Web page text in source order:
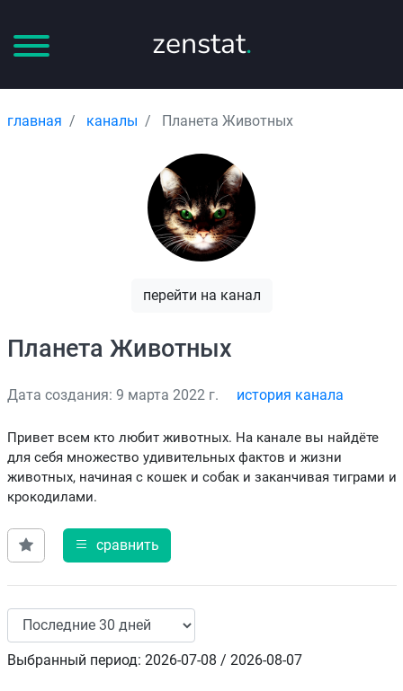
zenstat.
главная каналы Планета Животных
перейти на канал
Планета Животных
Дата создания: 9 марта 2022 г. история канала
Привет всем кто любит животных. На канале вы найдёте
для себя множество удивительных фактов и жизни
животных, начиная с кошек и собак и заканчивая тиграми и
крокодилами.
сравнить
Выбранный период: 2026-07-08 / 2026-08-07